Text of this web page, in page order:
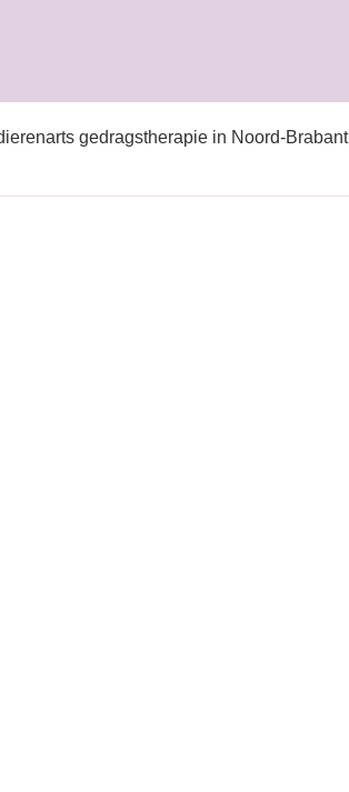
gedragstherapie in Noord-Brabant